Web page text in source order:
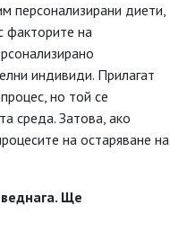
персонализирани диети,
факторите на
индивиди. Прилагат
но той се
среда. Затова, ако
на остаряване на
Ще